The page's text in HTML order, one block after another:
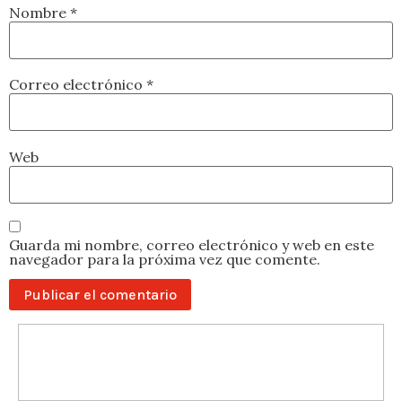
Nombre *
Correo electrónico *
Web
Guarda mi nombre, correo electrónico y web en este
navegador para la próxima vez que comente.